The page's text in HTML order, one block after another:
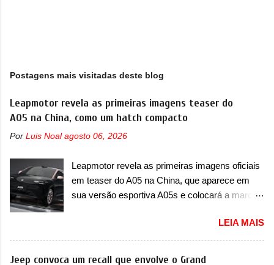
Postagens mais visitadas deste blog
Leapmotor revela as primeiras imagens teaser do
A05 na China, como um hatch compacto
Por Luis Noal agosto 06, 2026
Leapmotor revela as primeiras imagens oficiais
em teaser do A05 na China, que aparece em
sua versão esportiva A05s e colocará a marca
apresentando uma rápida expansão na China
em termos de portfólio. Apoiada pela Stellantis,
a marca confirmou a estreia de um novo
LEIA MAIS
Jeep convoca um recall que envolve o Grand